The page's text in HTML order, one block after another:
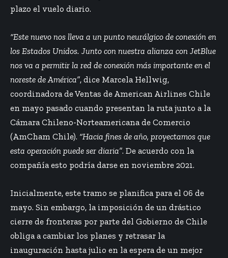
plazo el vuelo diario.
“Este nuevo nos lleva a un punto neurálgico de conexión en
los Estados Unidos. Junto con nuestra alianza con JetBlue
nos va a permitir la red de conexión más importante en el
noreste de América”, dice Marcela Hellwig,
coordinadora de Ventas de American Airlines Chile
en mayo pasado cuando presentan la ruta junto a la
Cámara Chileno-Norteamericana de Comercio
(AmCham Chile). “Hacia fines de año, proyectamos que
esta operación puede ser diaria”. De acuerdo con la
compañía esto podría darse en noviembre 2021.
Inicialmente, este tramo se planifica para el 06 de
mayo. Sin embargo, la imposición de un drástico
cierre de fronteras por parte del Gobierno de Chile
obliga a cambiar los planes y retrasar la
inauguración hasta julio en la espera de un mejor